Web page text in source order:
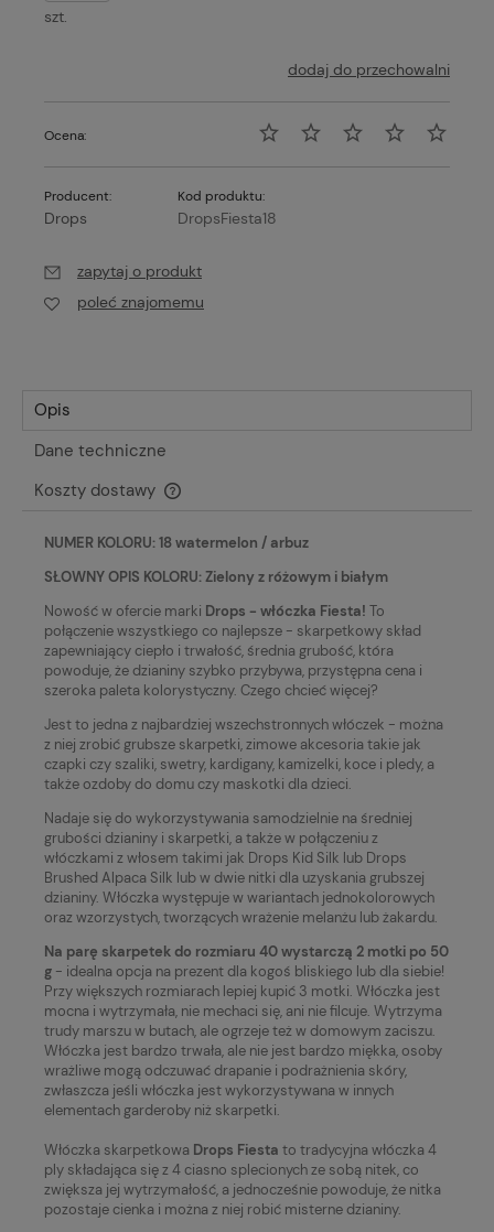
szt.
dodaj do przechowalni
Ocena:
Producent:
Drops
Kod produktu:
DropsFiesta18
zapytaj o produkt
poleć znajomemu
Opis
Dane techniczne
Koszty dostawy
Cena nie zawiera ewentualnych kosztów płatności
NUMER KOLORU: 18 watermelon / arbuz
SŁOWNY OPIS KOLORU: Zielony z różowym i białym
Nowość w ofercie marki Drops - włóczka Fiesta! To
połączenie wszystkiego co najlepsze - skarpetkowy skład
zapewniający ciepło i trwałość, średnia grubość, która
powoduje, że dzianiny szybko przybywa, przystępna cena i
szeroka paleta kolorystyczny. Czego chcieć więcej?
Jest to jedna z najbardziej wszechstronnych włóczek - można
z niej zrobić grubsze skarpetki, zimowe akcesoria takie jak
czapki czy szaliki, swetry, kardigany, kamizelki, koce i pledy, a
także ozdoby do domu czy maskotki dla dzieci.
Nadaje się do wykorzystywania samodzielnie na średniej
grubości dzianiny i skarpetki, a także w połączeniu z
włóczkami z włosem takimi jak Drops Kid Silk lub Drops
Brushed Alpaca Silk lub w dwie nitki dla uzyskania grubszej
dzianiny. Włóczka występuje w wariantach jednokolorowych
oraz wzorzystych, tworzących wrażenie melanżu lub żakardu.
Na parę skarpetek do rozmiaru 40 wystarczą 2 motki po 50
g - idealna opcja na prezent dla kogoś bliskiego lub dla siebie!
Przy większych rozmiarach lepiej kupić 3 motki. Włóczka jest
mocna i wytrzymała, nie mechaci się, ani nie filcuje. Wytrzyma
trudy marszu w butach, ale ogrzeje też w domowym zaciszu.
Włóczka jest bardzo trwała, ale nie jest bardzo miękka, osoby
wrażliwe mogą odczuwać drapanie i podrażnienia skóry,
zwłaszcza jeśli włóczka jest wykorzystywana w innych
elementach garderoby niż skarpetki.
Włóczka skarpetkowa Drops Fiesta to tradycyjna włóczka 4
ply składająca się z 4 ciasno splecionych ze sobą nitek, co
zwiększa jej wytrzymałość, a jednocześnie powoduje, że nitka
pozostaje cienka i można z niej robić misterne dzianiny.